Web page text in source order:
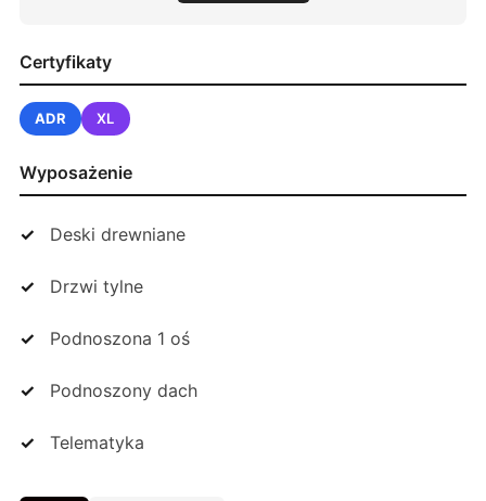
Certyfikaty
ADR XL
Wyposażenie
Deski drewniane
Drzwi tylne
Podnoszona 1 oś
Podnoszony dach
Telematyka